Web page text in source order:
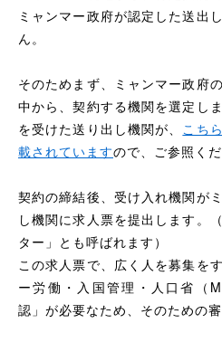
ミャンマー政府が認定した送出
ん。
そのためまず、ミャンマー政府
中から、契約する機関を選定し
を受けた送り出し機関が、 こち
載されていますので、ご参照くだ
契約の締結後、受け入れ機関が
し機関に求人票を提出します。
ター」とも呼ばれます）
この求人票で、広く人を募集を
ー労働・入国管理・人口省（
認」が必要なため、そのための審